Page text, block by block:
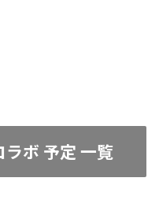
ラボ 予定 一覧